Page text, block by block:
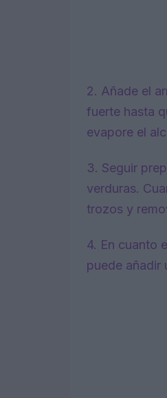
2. Añade el
fuerte hasta
evapore el
3. Seguir
verduras.
trozos y
4. En cuanto
puede añadir